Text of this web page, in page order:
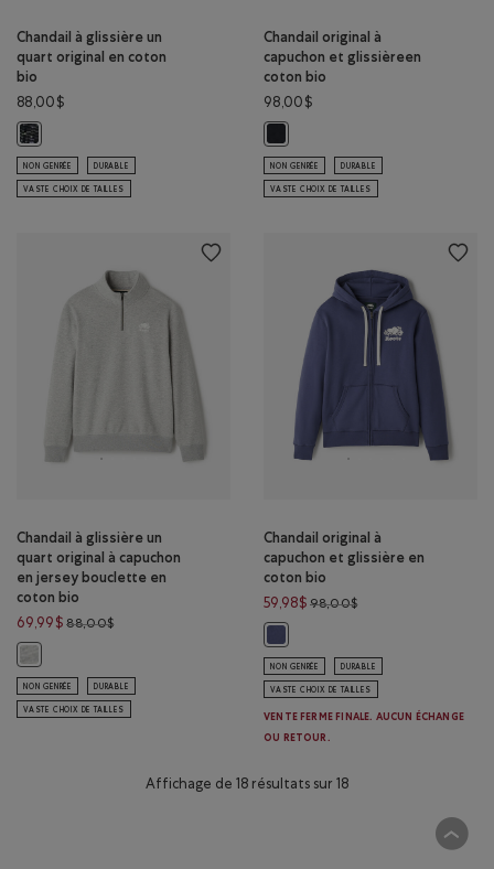
Chandail à glissière un
quart original en coton
bio
88,00$
Chandail à glissière un quart original en coton bio: POIVRE NOIR Couleur
NON GENRÉE DURABLE
VASTE CHOIX DE TAILLES
Chandail original à
capuchon et glissièreen
coton bio
98,00$
NON GENRÉE DURABLE
VASTE CHOIX DE TAILLES
Chandail à glissière un
quart original à capuchon
en jersey bouclette en
coton bio
69,99$ 88,00$Prix réduit de 88,00$ à 69,99$
NON GENRÉE DURABLE
VASTE CHOIX DE TAILLES
Chandail original à
capuchon et glissière en
coton bio
59,98$ 98,00$Prix réduit de 98,00$
NON GENRÉE DURABLE
VASTE CHOIX DE TAILLES
VENTE FERME FINALE. AUCUN ÉCHANGE
OU RETOUR.
Affichage de 18 résultats sur 18